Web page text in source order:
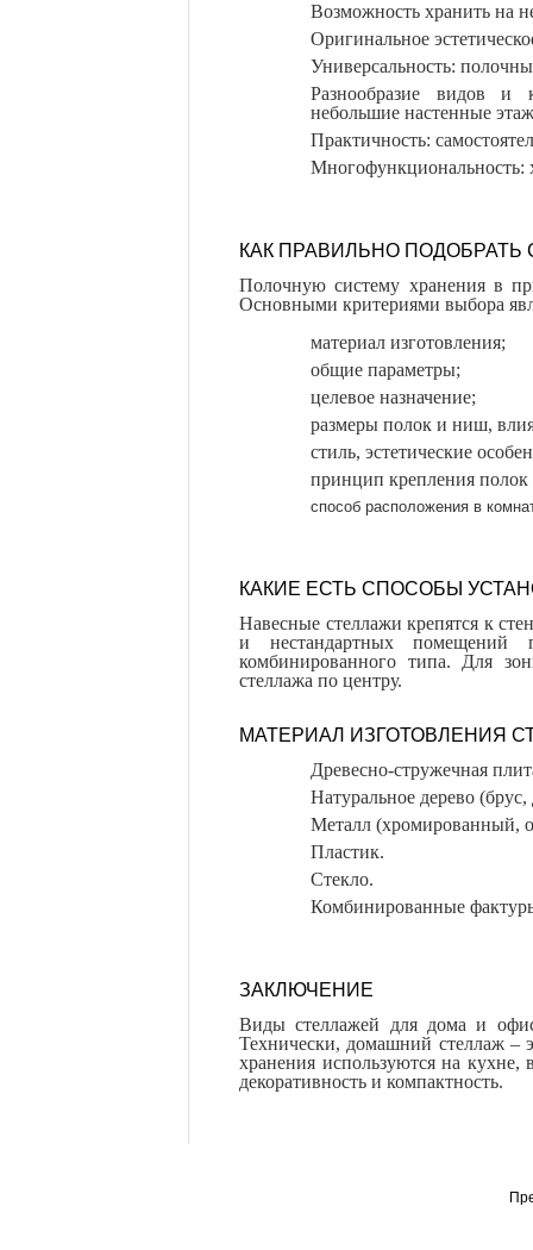
Возможность хранить на
Оригинальное
Универсальность:
Разнообразие видов и
небольшие настенные
Практичность:
Многофункциональность:
КАК ПРАВИЛЬНО
Полочную систему хранения в
Основными критериями выбора
материал изготовления;
общие параметры;
целевое назначение;
размеры полок и ниш,
стиль, эстетические
принцип крепления
способ расположения в
КАКИЕ ЕСТЬ СПОСОБЫ
Навесные стеллажи крепятся к
и нестандартных помещений
комбинированного типа. Для
стеллажа по центру.
МАТЕРИАЛ ИЗГОТОВЛЕНИЯ
Древесно-стружечная
Натуральное дерево (брус,
Металл (хромированный,
Пластик.
Стекло.
Комбинированные
ЗАКЛЮЧЕНИЕ
Виды стеллажей для дома и
Технически, домашний стеллаж –
хранения используются на кухне,
декоративность и компактность.